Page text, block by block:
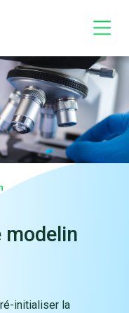
modelin
initialiser la